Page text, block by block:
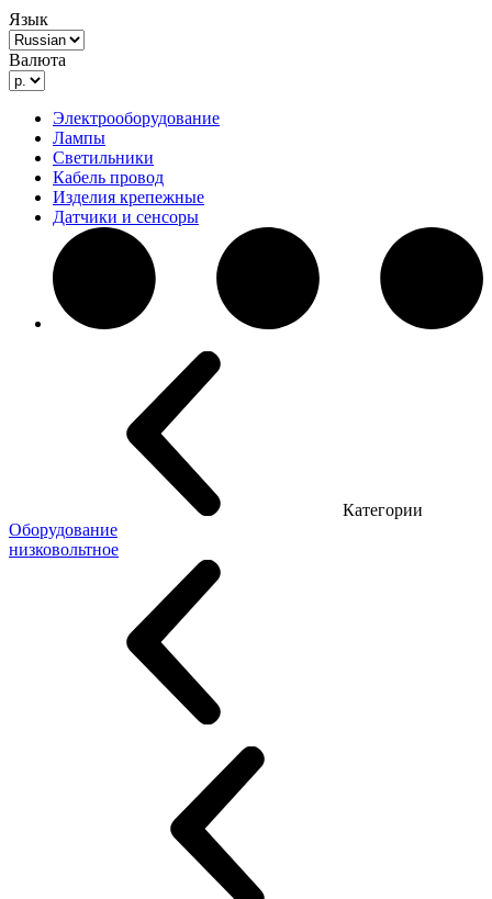
Язык
Валюта
Электрооборудование
Лампы
Светильники
Кабель провод
Изделия крепежные
Датчики и сенсоры
Категории
Оборудование
низковольтное